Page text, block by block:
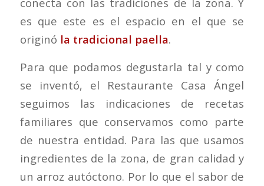
es que este es el espacio en el que se
originó la tradicional paella.
Para que podamos degustarla tal y como
se inventó, el Restaurante Casa Ángel
seguimos las indicaciones de recetas
familiares que conservamos como parte
de nuestra entidad. Para las que usamos
ingredientes de la zona, de gran calidad y
un arroz autóctono. Por lo que el sabor de